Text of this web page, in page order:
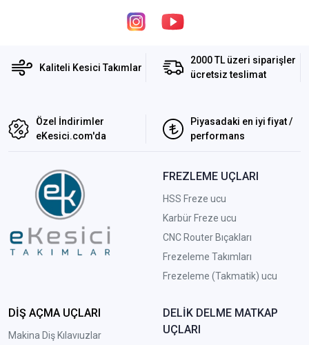
Kaliteli Kesici Takımlar
2000 TL üzeri siparişler
ücretsiz teslimat
Özel İndirimler
eKesici.com'da
Piyasadaki en iyi fiyat /
performans
FREZLEME UÇLARI
HSS Freze ucu
Karbür Freze ucu
CNC Router Bıçakları
Frezeleme Takımları
Frezeleme (Takmatik) ucu
DİŞ AÇMA UÇLARI
Makina Diş Kılavıuzlar
DELİK DELME MATKAP
UÇLARI